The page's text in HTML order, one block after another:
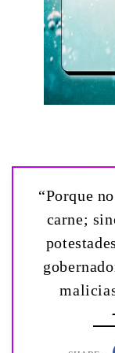
“Porque
carne;